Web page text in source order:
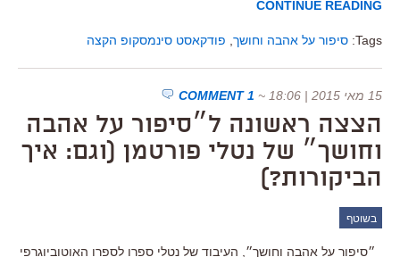
CONTINUE READING
Tags: סיפור על אהבה וחושך פודקאסט סינמסקופ הקצה
15 מאי 2015 | 18:06 ~
1 COMMENT
הצצה ראשונה ל״סיפור על אהבה
וחושך״ של נטלי פורטמן (וגם: איך
הביקורות?)
בשוטף
״סיפור על אהבה וחושך״, העיבוד של נטלי ספרו לספרו האוטוביוגרפי